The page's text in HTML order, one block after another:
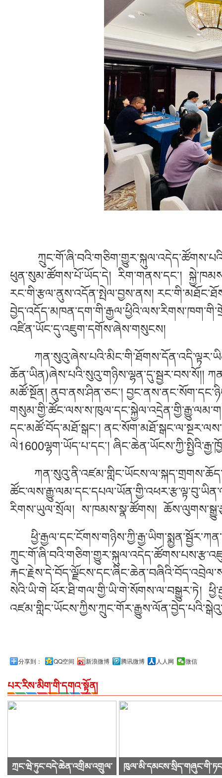
ཕུན་སུམ་ཚོགས་པོ་ཡོད་དེ། རིག་གནས་དང་།
རང་གི་རྩལ་ནུས་འདོན་སྤེལ་བྱས་ནས།
འཛིན་ཡོང་དུ་འཇུག་དགོས་ཞེས་གསུངས།
ཆོན་ཡིན)ཞེས་པའི་སུའུ་གཉིས་ལྷན་དུ་སྦྱར་བས་སོ།།
མཚོ་སྔོན། ནུབ་ནས་ཤིན་ཅང་།
དང་མཚོ་བོད་མཐོ་སྒང་།
ལེ1600ལྷག་ཡོད་པ་དང་།
རིགས་ཡུལ་སྲོལ། ས་ཁམས་སྣ་ཚོགས།
སེའི་ཡི་གེ ཕོར་ཐི་གལ་གྱི་ཡི་གེ་སོགས་ལ་བསྒྱུར་ཏེ།
分享到： QQ空间 新浪微博 腾讯微博 人人网 微信
པར་རིས་མིག་གི་དགའ་སྟོན།
ཀྲང་ཝེ་ཏུང་བདེ་ཆེན་འགྲིམ་འགྲུལ་